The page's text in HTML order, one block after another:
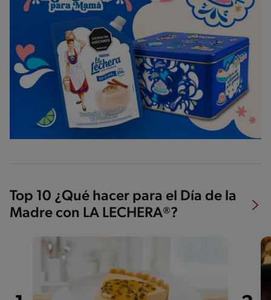
Top 10 ¿Qué hacer para el Día de la
Madre con LA LECHERA®?